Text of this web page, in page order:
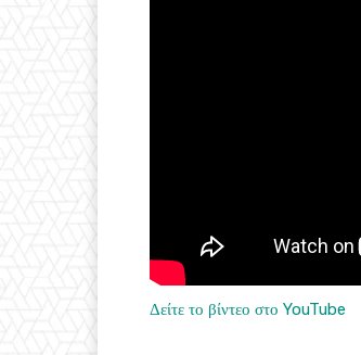
Δείτε το βίντεο στο YouTube